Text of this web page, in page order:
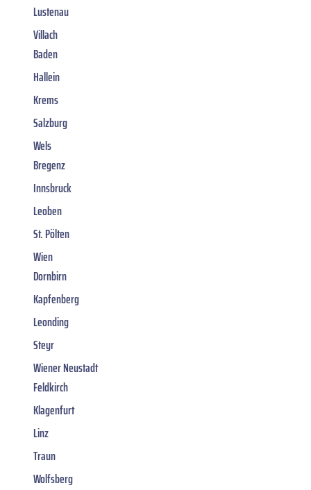
Lustenau
Villach
Baden
Hallein
Krems
Salzburg
Wels
Bregenz
Innsbruck
Leoben
St. Pölten
Wien
Dornbirn
Kapfenberg
Leonding
Steyr
Wiener Neustadt
Feldkirch
Klagenfurt
Linz
Traun
Wolfsberg